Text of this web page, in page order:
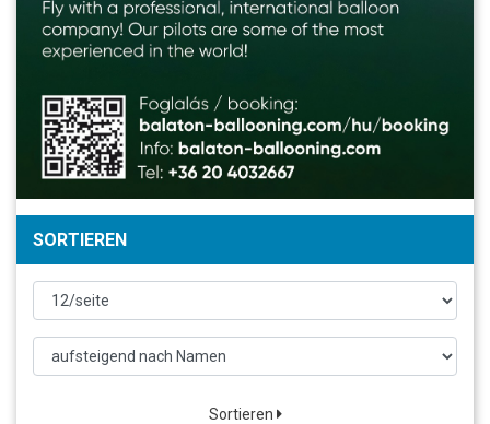
SORTIEREN
Sortieren